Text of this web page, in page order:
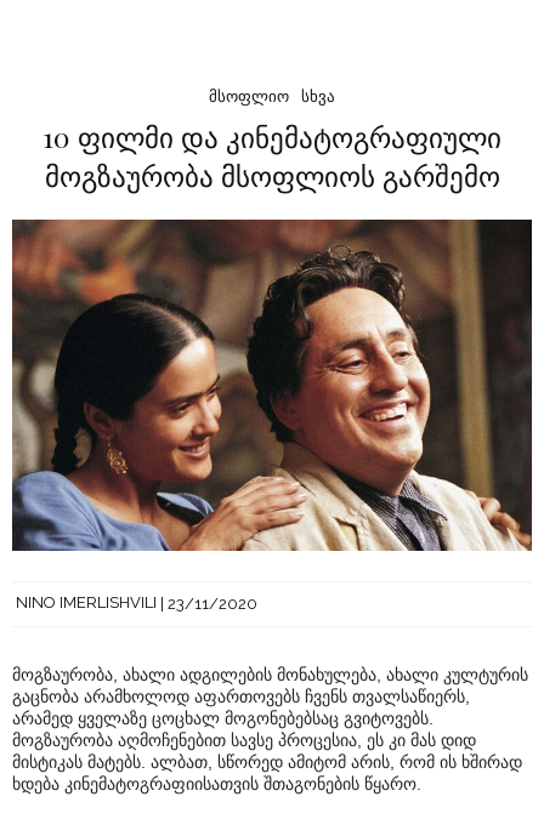
ᲛᲡᲝᲤᲚᲘᲝ ᲡᲮᲕᲐ
10 ფილმი და კინემატოგრაფიული
მოგზაურობა მსოფლიოს გარშემო
NINO IMERLISHVILI 23/11/2020
მოგზაურობა, ახალი ადგილების მონახულება, ახალი კულტურის
გაცნობა არამხოლოდ აფართოვებს ჩვენს თვალსაწიერს,
არამედ ყველაზე ცოცხალ მოგონებებსაც გვიტოვებს.
მოგზაურობა აღმოჩენებით სავსე პროცესია, ეს კი მას დიდ
მისტიკას მატებს. ალბათ, სწორედ ამიტომ არის, რომ ის ხშირად
ხდება კინემატოგრაფიისათვის შთაგონების წყარო.